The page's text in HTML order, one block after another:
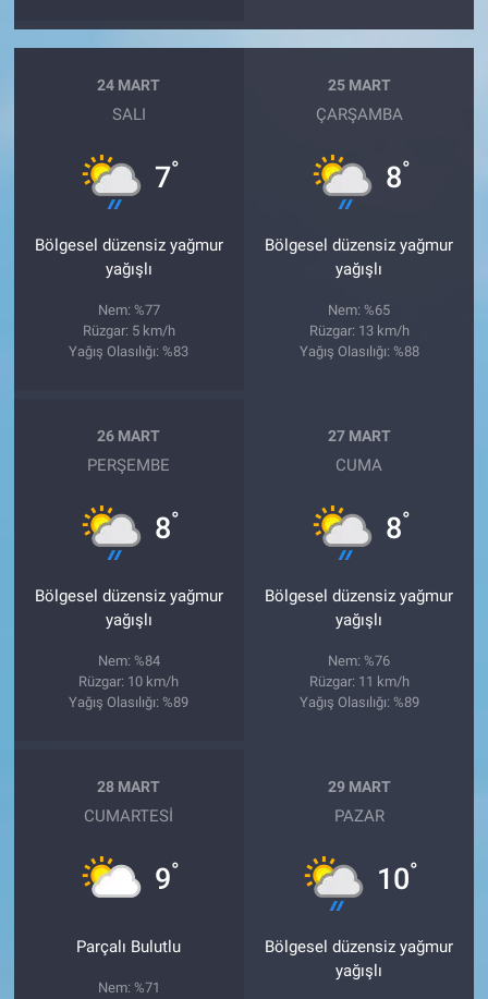
24 MART
SALI
7°
Bölgesel düzensiz yağmur
yağışlı
Nem: %77
Rüzgar: 5 km/h
Yağış Olasılığı: %83
25 MART
ÇARŞAMBA
8°
Bölgesel düzensiz yağmur
yağışlı
Nem: %65
Rüzgar: 13 km/h
Yağış Olasılığı: %88
26 MART
PERŞEMBE
8°
Bölgesel düzensiz yağmur
yağışlı
Nem: %84
Rüzgar: 10 km/h
Yağış Olasılığı: %89
27 MART
CUMA
8°
Bölgesel düzensiz yağmur
yağışlı
Nem: %76
Rüzgar: 11 km/h
Yağış Olasılığı: %89
28 MART
CUMARTESI
9°
Parçalı Bulutlu
Nem: %71
29 MART
PAZAR
10°
Bölgesel düzensiz yağmur
yağışlı